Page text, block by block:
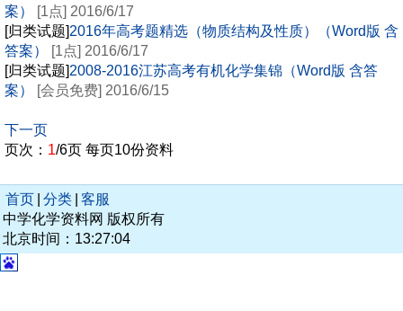
案）
[1点] 2016/6/17
[归类试题]2016年高考题精选（物质结构及性质）（Word版 含
答案）
[1点] 2016/6/17
[归类试题]2008-2016江苏高考有机化学集锦（Word版 含答
案）
[会员免费] 2016/6/15
下一页
页次： 1/6页 每页10份资料
首页 分类 客服
中学化学资料网 版权所有
北京时间：13:27:04